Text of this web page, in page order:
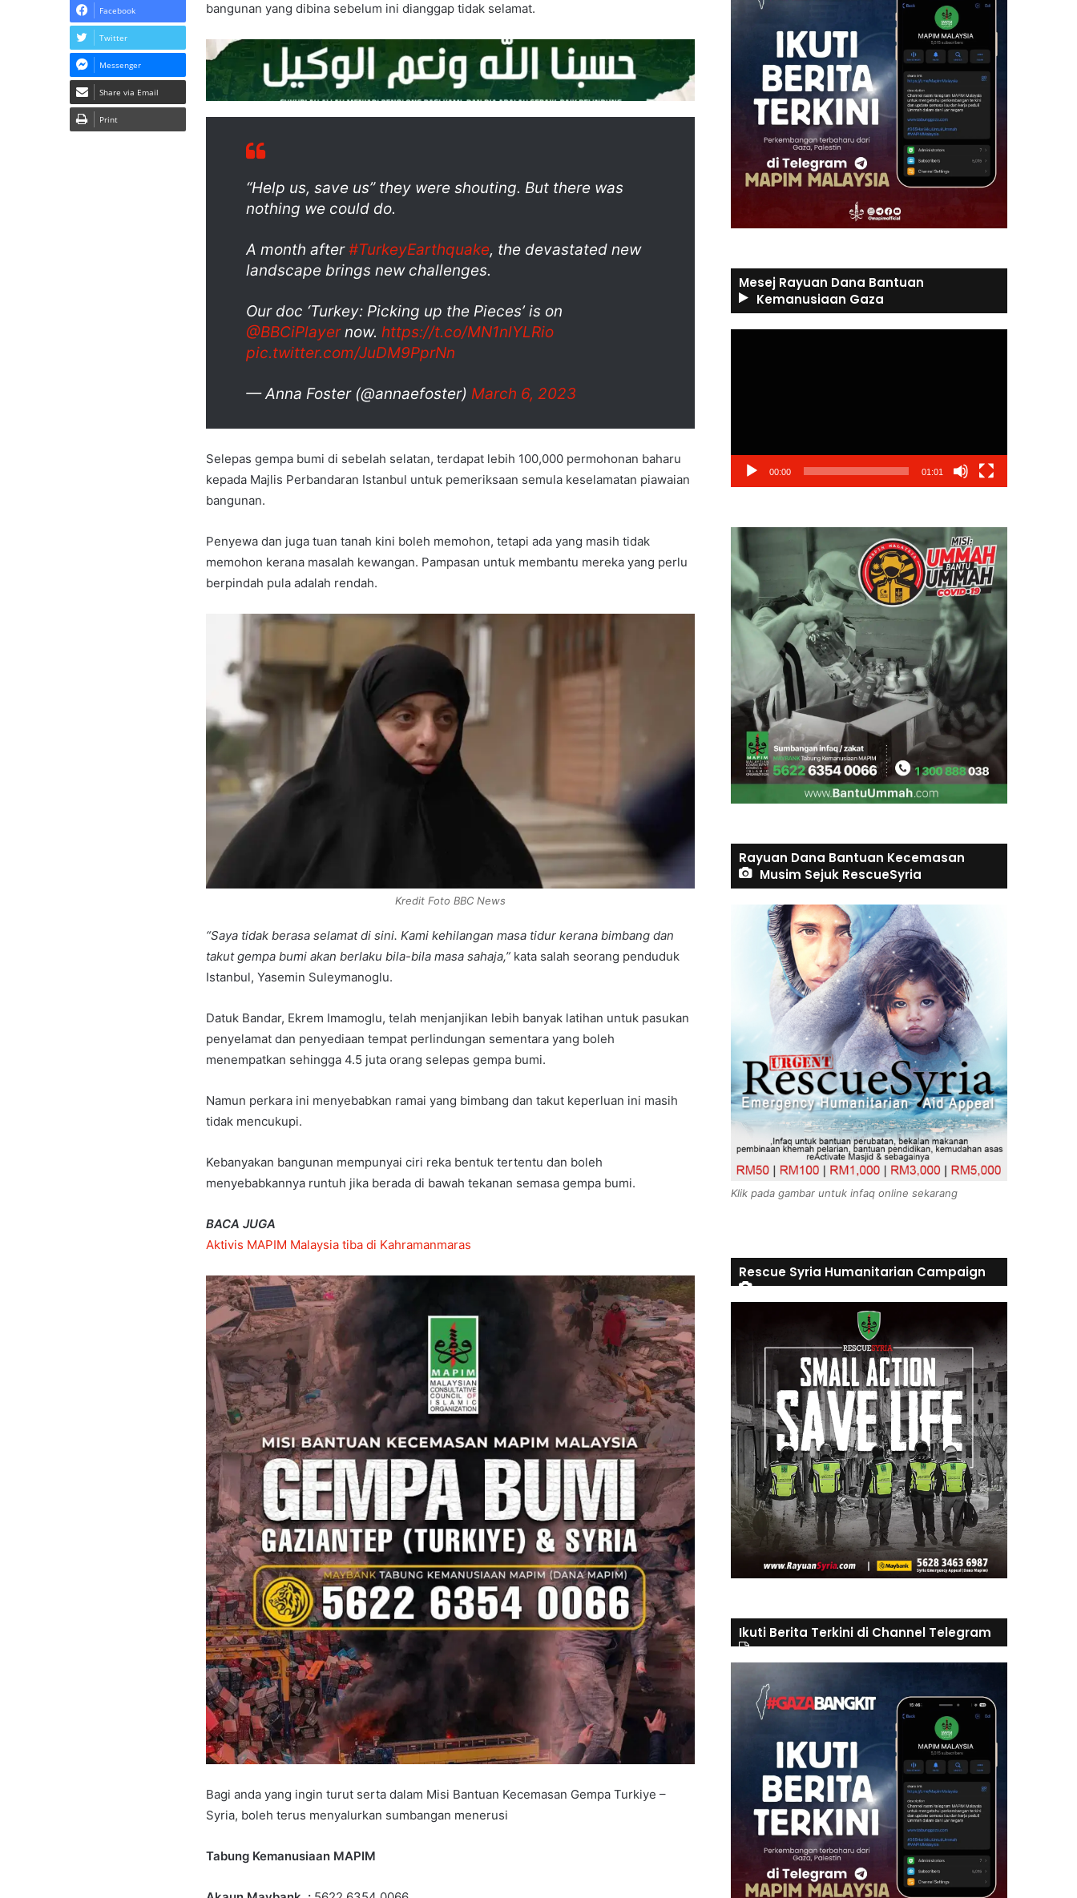
bangunan yang dibina sebelum ini dianggap tidak selamat.
“Help us, save us” they were shouting. But there was
nothing we could do.
A month after#TurkeyEarthquake, the devastated new
landscape brings new challenges.
Our doc ‘Turkey: Picking up the Pieces’ is on
@BBCiPlayernow. https://t.co/MN1nlYLRio
pic.twitter.com/JuDM9PprNn
— Anna Foster (@annaefoster) March 6, 2023
Selepas gempa bumi di sebelah selatan, terdapat lebih 100,000 permohonan baharu
kepada Majlis Perbandaran Istanbul untuk pemeriksaan semula keselamatan piawaian
bangunan.
Penyewa dan juga tuan tanah kini boleh memohon, tetapi ada yang masih tidak
memohon kerana masalah kewangan. Pampasan untuk membantu mereka yang perlu
berpindah pula adalah rendah.
Kredit Foto BBC News
“Saya tidak berasa selamat di sini. Kami kehilangan masa tidur kerana bimbang dan
takut gempa bumi akan berlaku bila-bila masa sahaja,” kata salah seorang penduduk
Istanbul, Yasemin Suleymanoglu.
Datuk Bandar, Ekrem Imamoglu, telah menjanjikan lebih banyak latihan untuk pasukan
penyelamat dan penyediaan tempat perlindungan sementara yang boleh
menempatkan sehingga 4.5 juta orang selepas gempa bumi.
Namun perkara ini menyebabkan ramai yang bimbang dan takut keperluan ini masih
tidak mencukupi.
Kebanyakan bangunan mempunyai ciri reka bentuk tertentu dan boleh
menyebabkannya runtuh jika berada di bawah tekanan semasa gempa bumi.
BACA JUGA
Aktivis MAPIM Malaysia tiba di Kahramanmaras
Bagi anda yang ingin turut serta dalam Misi Bantuan Kecemasan Gempa Turkiye –
Syria, boleh terus menyalurkan sumbangan menerusi
Tabung Kemanusiaan MAPIM
Facebook
Twitter
Messenger
Share via Email
Print
Mesej Rayuan Dana Bantuan
Kemanusiaan Gaza
00:00 01:01
Rayuan Dana Bantuan Kecemasan
Musim Sejuk RescueSyria
Klik pada gambar untuk infaq online sekarang
Rescue Syria Humanitarian Campaign
Ikuti Berita Terkini di Channel Telegram